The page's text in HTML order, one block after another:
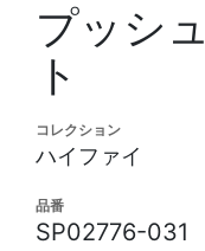
プッシ
ト
コレクション
ハイファイ
品番
SP02776-031